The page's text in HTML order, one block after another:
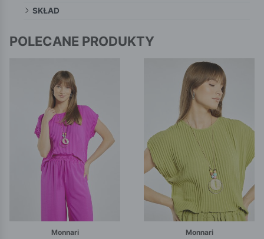
SKŁAD
POLECANE PRODUKTY
Monnari
Monnari